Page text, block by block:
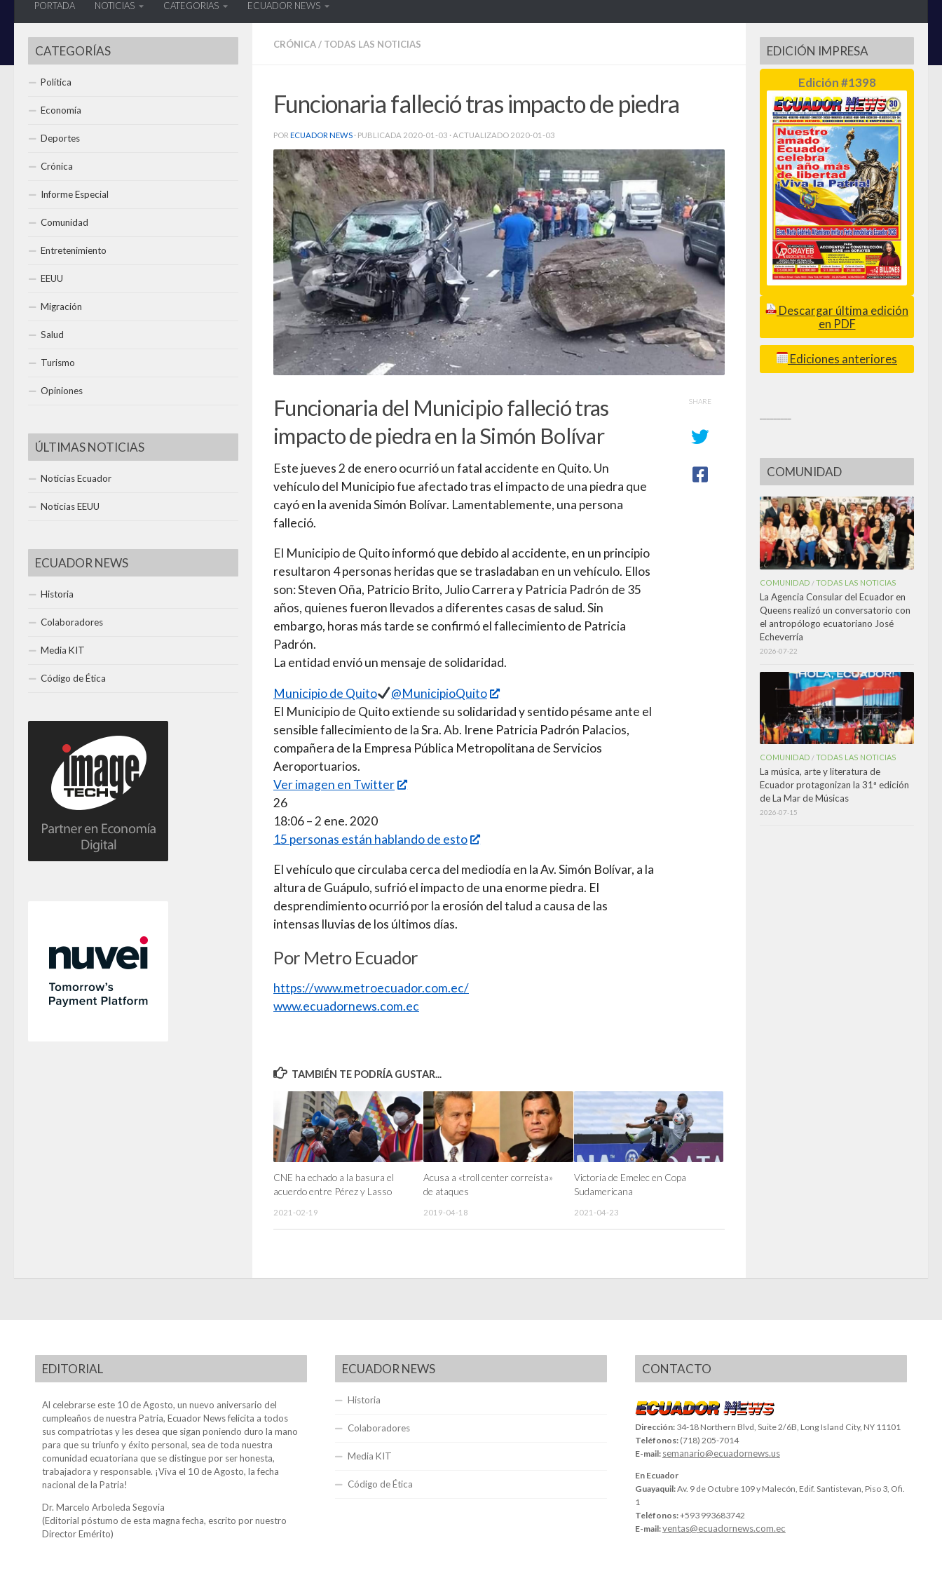
PORTADA NOTICIAS CATEGORIAS ECUADOR NEWS
CRÓNICA/ TODAS LAS NOTICIAS
Funcionaria falleció tras impacto de piedra
POR ECUADOR NEWS · PUBLICADA 2020-01-03 · ACTUALIZADO 2020-01-03
Funcionaria del Municipio falleció tras
impacto de piedra en la Simón Bolívar
Este jueves 2 de enero ocurrió un fatal accidente en Quito. Un
vehículo del Municipio fue afectado tras el impacto de una piedra que
cayó en la avenida Simón Bolívar. Lamentablemente, una persona
falleció.
El Municipio de Quito informó que debido al accidente, en un principio
resultaron 4 personas heridas que se trasladaban en un vehículo. Ellos
son: Steven Oña, Patricio Brito, Julio Carrera y Patricia Padrón de 35
años, quienes fueron llevados a diferentes casas de salud. Sin
embargo, horas más tarde se confirmó el fallecimiento de Patricia
Padrón.
La entidad envió un mensaje de solidaridad.
Municipio de Quito
@MunicipioQuito
El Municipio de Quito extiende su solidaridad y sentido pésame ante el
sensible fallecimiento de la Sra. Ab. Irene Patricia Padrón Palacios,
compañera de la Empresa Pública Metropolitana de Servicios
Aeroportuarios.
Ver imagen en Twitter
26
18:06 – 2 ene. 2020
15 personas están hablando de esto
El vehículo que circulaba cerca del mediodía en la Av. Simón Bolívar, a la
altura de Guápulo, sufrió el impacto de una enorme piedra. El
desprendimiento ocurrió por la erosión del talud a causa de las
intensas lluvias de los últimos días.
Por Metro Ecuador
https://www.metroecuador.com.ec/
www.ecuadornews.com.ec
SHARE
TAMBIÉN TE PODRÍA GUSTAR...
CNE ha echado a la basura el
acuerdo entre Pérez y Lasso
2021-02-19
Acusa a «troll center correísta»
de ataques
2019-04-18
Victoria de Emelec en Copa
Sudamericana
2021-04-23
CATEGORÍAS
Política
Economía
Deportes
Crónica
Informe Especial
Comunidad
Entretenimiento
EEUU
Migración
Salud
Turismo
Opiniones
ÚLTIMAS NOTICIAS
Noticias Ecuador
Noticias EEUU
ECUADOR NEWS
Historia
Colaboradores
Media KIT
Código de Ética
EDICIÓN IMPRESA
Edición #1398
Descargar última edición
en PDF
Ediciones anteriores
COMUNIDAD
COMUNIDAD /TODAS LAS NOTICIAS
La Agencia Consular del Ecuador en
Queens realizó un conversatorio con
el antropólogo ecuatoriano José
Echeverría
2026-07-22
COMUNIDAD /TODAS LAS NOTICIAS
La música, arte y literatura de
Ecuador protagonizan la 31ª edición
de La Mar de Músicas
2026-07-15
EDITORIAL
Al celebrarse este 10 de Agosto, un nuevo aniversario del
cumpleaños de nuestra Patria, Ecuador News felicita a todos
sus compatriotas y les desea que sigan poniendo duro la mano
para que su triunfo y éxito personal, sea de toda nuestra
comunidad ecuatoriana que se distingue por ser honesta,
trabajadora y responsable. ¡Viva el 10 de Agosto, la fecha
nacional de la Patria!
Dr. Marcelo Arboleda Segovia
(Editorial póstumo de esta magna fecha, escrito por nuestro
Director Emérito)
ECUADOR NEWS
Historia
Colaboradores
Media KIT
Código de Ética
CONTACTO
Dirección: 34-18 Northern Blvd, Suite 2/6B, Long Island City, NY 11101
Teléfonos: (718) 205-7014
E-mail: semanario@ecuadornews.us
En Ecuador
Guayaquil:Av. 9 de Octubre 109 y Malecón, Edif. Santistevan, Piso 3, Ofi.
1
Teléfonos:+593 993683742
E-mail:ventas@ecuadornews.com.ec